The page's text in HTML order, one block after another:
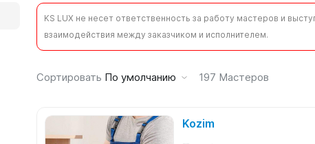
KS LUX не несет ответственность за работу мастеров и
взаимодействия между заказчиком и исполнителем.
Сортировать По умолчанию 197 Мастеров
Kozim